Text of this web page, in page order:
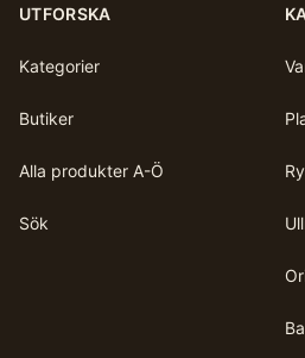
UTFORSKA
Kategorier
Butiker
Alla produkter A-Ö
Sök